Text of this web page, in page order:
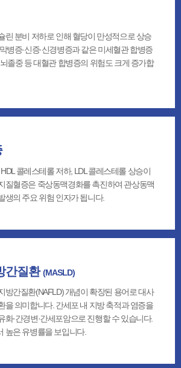
린 분비 저하로 인해 혈당이 만성적으로 상승
병증·신증·신경병증과 같은 미세혈관 합병증
졸중 등 대혈관 합병증의 위험도 크게 증가합
콜레스테롤 저하, LDL 콜레스테롤 상승이
질혈증은 죽상동맥경화를 촉진하여 관상동맥
생의 주요 위험 인자가 됩니다.
간질환(MASLD)
방간질환(NAFLD) 개념이 확장된 용어로 대사
을 의미합니다. 간세포 내 지방 축적과 염증을
화·간경변·간세포암으로 진행할 수 있습니다.
높은 유병률을 보입니다.